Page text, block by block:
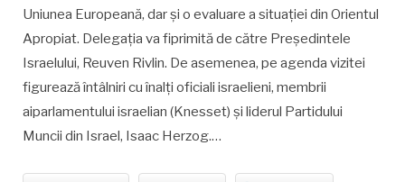
Uniunea Europeană, dar şi o evaluare a situaţiei din Orientul
Apropiat. Delegaţia va fiprimită de către Preşedintele
Israelului, Reuven Rivlin. De asemenea, pe agenda vizitei
figurează întâlniri cu înalţi oficiali israelieni, membrii
aiparlamentului israelian (Knesset) şi liderul Partidului
Muncii din Israel, Isaac Herzog.…